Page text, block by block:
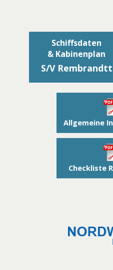
Schiffsdaten
& Kabinenplan
S/V Rembrandtt
Allgemeine
Checkliste